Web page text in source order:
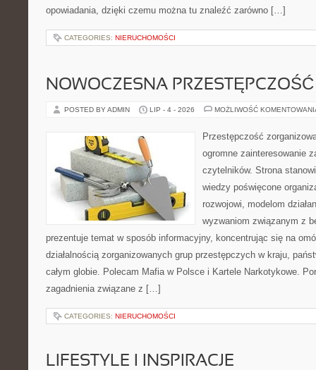
opowiadania, dzięki czemu można tu znaleźć zarówno […]
CATEGORIES: NIERUCHOMOŚCI
NOWOCZESNA PRZESTĘPCZOŚĆ
POSTED BY ADMIN LIP - 4 - 2026 MOŻLIWOŚĆ
Przestępczość
ogromne zainteresowanie
czytelników. Strona
wiedzy poświęcone
rozwojowi, modelom
wyzwaniom związanym z
prezentuje temat w sposób informacyjny, koncentrując się na
działalnością zorganizowanych grup przestępczych w kraju,
całym globie. Polecam Mafia w Polsce i Kartele Narkotykowe.
zagadnienia związane z […]
CATEGORIES: NIERUCHOMOŚCI
LIFESTYLE I INSPIRACJE